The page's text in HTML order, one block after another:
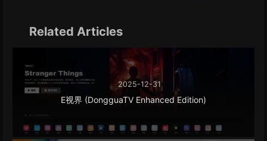
Related Articles
2025-12-31
E视界 (DongguaTV Enhanced Edition)